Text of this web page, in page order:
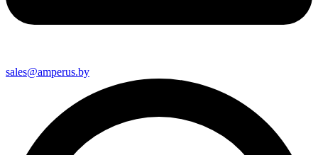
sales@amperus.by